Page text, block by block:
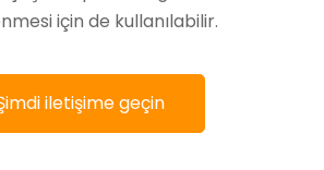
için de kullanılabilir.
iletişime geçin